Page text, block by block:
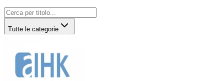
Tutte le categorie